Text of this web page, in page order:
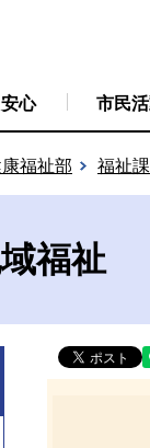
心 市民
福祉部 福祉課
福祉